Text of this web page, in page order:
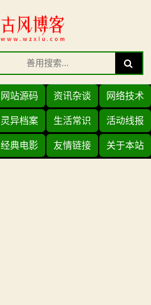
Search
for:
Search
网站源码 资讯杂谈 网络技术
灵异档案 生活常识 活动线报
经典电影 友情链接 关于本站